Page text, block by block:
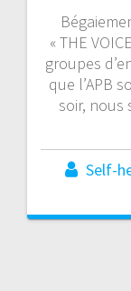
« THE
groupes
que l’APB
soir, nous
Self-